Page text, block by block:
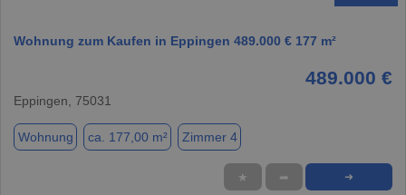
Wohnung zum Kaufen in Eppingen 489.000 € 177 m²
489.000 €
Eppingen, 75031
Wohnung ca. 177,00 m² Zimmer 4
★ ➦ ➜